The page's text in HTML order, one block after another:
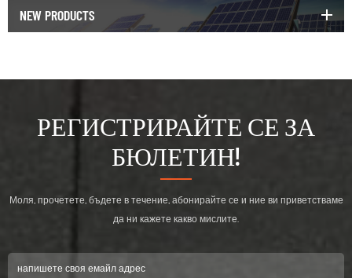
NEW PRODUCTS
РЕГИСТРИРАЙТЕ СЕ ЗА
БЮЛЕТИН!
Моля, прочетете, бъдете в течение, абонирайте се и ние ви приветстваме
да ни кажете какво мислите.